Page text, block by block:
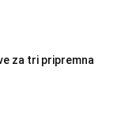
za tri pripremna